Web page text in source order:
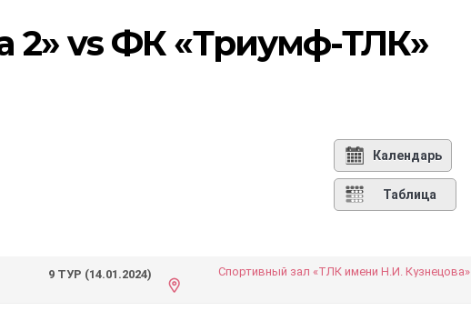
2» vs ФК «Триумф-ТЛК»
Календарь
Таблица
9 ТУР (14.01.2024) Спортивный зал «ТЛК имени Н.И. Кузнецова»